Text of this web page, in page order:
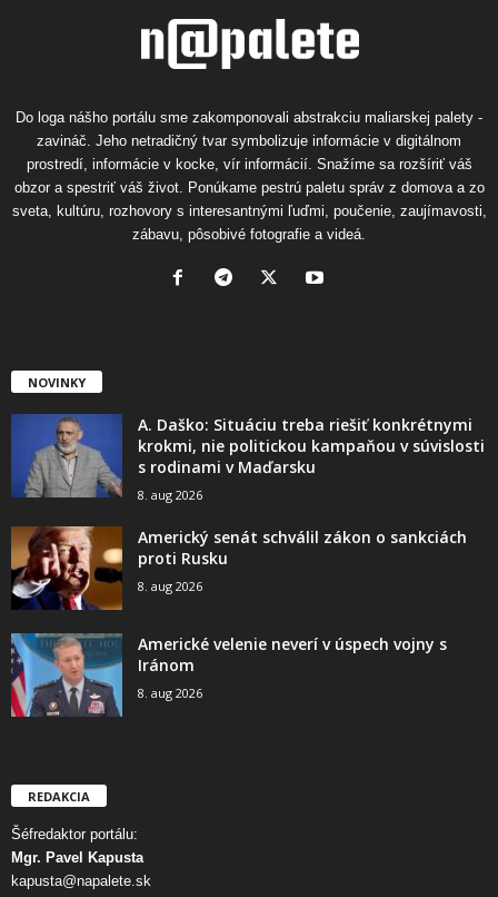
Do loga nášho portálu sme zakomponovali abstrakciu maliarskej palety -
zavináč. Jeho netradičný tvar symbolizuje informácie v digitálnom
prostredí, informácie v kocke, vír informácií. Snažíme sa rozšíriť váš
obzor a spestriť váš život. Ponúkame pestrú paletu správ z domova a zo
sveta, kultúru, rozhovory s interesantnými ľuďmi, poučenie, zaujímavosti,
zábavu, pôsobivé fotografie a videá.
NOVINKY
A. Daško: Situáciu treba riešiť konkrétnymi
krokmi, nie politickou kampaňou v súvislosti
s rodinami v Maďarsku
8. aug 2026
Americký senát schválil zákon o sankciách
proti Rusku
8. aug 2026
Americké velenie neverí v úspech vojny s
Iránom
8. aug 2026
REDAKCIA
Šéfredaktor portálu:
Mgr. Pavel Kapusta
kapusta@napalete.sk